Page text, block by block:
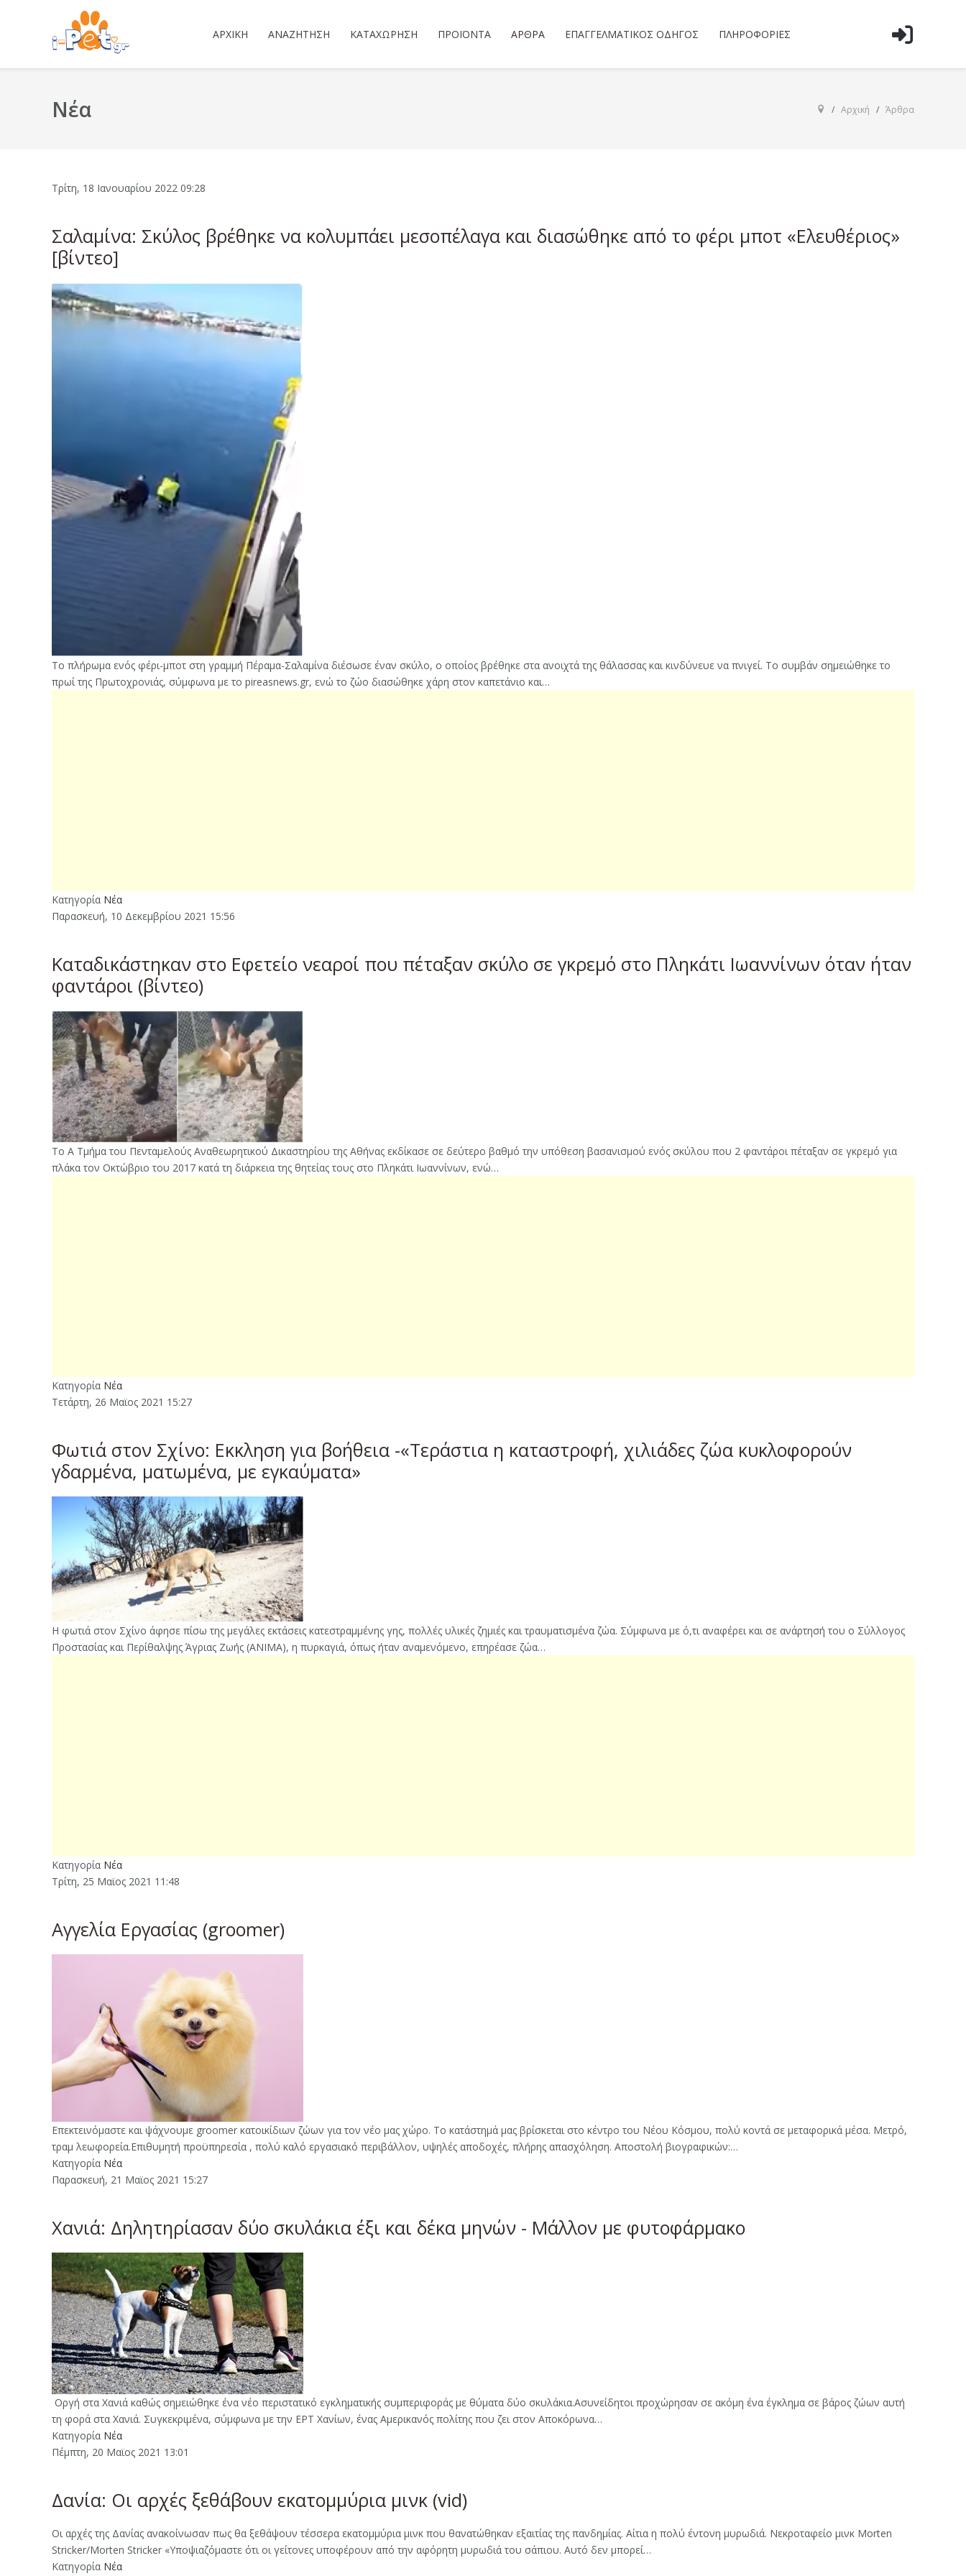
ΑΡΧΙΚΉ ΑΝΑΖΉΤΗΣΗ ΚΑΤΑΧΏΡΗΣΗ ΠΡΟΪΌΝΤΑ ΆΡΘΡΑ ΕΠΑΓΓΕΛΜΑΤΙΚΌΣ ΟΔΗΓΌΣ ΠΛΗΡΟΦΟΡΊΕΣ
Νέα Αρχική Άρθρα
Τρίτη, 18 Ιανουαρίου 2022 09:28
Σαλαμίνα: Σκύλος βρέθηκε να κολυμπάει μεσοπέλαγα και διασώθηκε από το φέρι μποτ «Ελευθέριος»
[βίντεο]
Το πλήρωμα ενός φέρι-μποτ στη γραμμή Πέραμα-Σαλαμίνα διέσωσε έναν σκύλο, ο οποίος βρέθηκε στα ανοιχτά της θάλασσας και κινδύνευε να πνιγεί. Το συμβάν σημειώθηκε το
πρωί της Πρωτοχρονιάς, σύμφωνα με το pireasnews.gr, ενώ το ζώο διασώθηκε χάρη στον καπετάνιο και…
Κατηγορία Νέα
Παρασκευή, 10 Δεκεμβρίου 2021 15:56
Καταδικάστηκαν στο Εφετείο νεαροί που πέταξαν σκύλο σε γκρεμό στο Πληκάτι Ιωαννίνων όταν ήταν
φαντάροι (βίντεο)
Το Α Τμήμα του Πενταμελούς Αναθεωρητικού Δικαστηρίου της Αθήνας εκδίκασε σε δεύτερο βαθμό την υπόθεση βασανισμού ενός σκύλου που 2 φαντάροι πέταξαν σε γκρεμό για
πλάκα τον Οκτώβριο του 2017 κατά τη διάρκεια της θητείας τους στο Πληκάτι Ιωαννίνων, ενώ…
Κατηγορία Νέα
Τετάρτη, 26 Μαϊος 2021 15:27
Φωτιά στον Σχίνο: Eκκληση για βοήθεια -«Τεράστια η καταστροφή, χιλιάδες ζώα κυκλοφορούν
γδαρμένα, ματωμένα, με εγκαύματα»
Η φωτιά στον Σχίνο άφησε πίσω της μεγάλες εκτάσεις κατεστραμμένης γης, πολλές υλικές ζημιές και τραυματισμένα ζώα. Σύμφωνα με ό,τι αναφέρει και σε ανάρτησή του ο Σύλλογος
Προστασίας και Περίθαλψης Άγριας Ζωής (ΑΝΙΜΑ), η πυρκαγιά, όπως ήταν αναμενόμενο, επηρέασε ζώα…
Κατηγορία Νέα
Τρίτη, 25 Μαϊος 2021 11:48
Αγγελία Εργασίας (groomer)
Επεκτεινόμαστε και ψάχνουμε groomer κατοικίδιων ζώων για τον νέο μας χώρο. To κατάστημά μας βρίσκεται στο κέντρο του Νέου Κόσμου, πολύ κοντά σε μεταφορικά μέσα. Μετρό,
τραμ λεωφορεία.Επιθυμητή προϋπηρεσία , πολύ καλό εργασιακό περιβάλλον, υψηλές αποδοχές, πλήρης απασχόληση. Αποστολή βιογραφικών:…
Κατηγορία Νέα
Παρασκευή, 21 Μαϊος 2021 15:27
Χανιά: Δηλητηρίασαν δύο σκυλάκια έξι και δέκα μηνών - Μάλλον με φυτοφάρμακο
Οργή στα Χανιά καθώς σημειώθηκε ένα νέο περιστατικό εγκληματικής συμπεριφοράς με θύματα δύο σκυλάκια.Ασυνείδητοι προχώρησαν σε ακόμη ένα έγκλημα σε βάρος ζώων αυτή
τη φορά στα Χανιά. Συγκεκριμένα, σύμφωνα με την ΕΡΤ Χανίων, ένας Αμερικανός πολίτης που ζει στον Αποκόρωνα…
Κατηγορία Νέα
Πέμπτη, 20 Μαϊος 2021 13:01
Δανία: Οι αρχές ξεθάβουν εκατομμύρια μινκ (vid)
Οι αρχές της Δανίας ανακοίνωσαν πως θα ξεθάψουν τέσσερα εκατομμύρια μινκ που θανατώθηκαν εξαιτίας της πανδημίας. Αίτια η πολύ έντονη μυρωδιά. Νεκροταφείο μινκ Morten
Stricker/Morten Stricker «Υποψιαζόμαστε ότι οι γείτονες υποφέρουν από την αφόρητη μυρωδιά του σάπιου. Αυτό δεν μπορεί…
Κατηγορία Νέα